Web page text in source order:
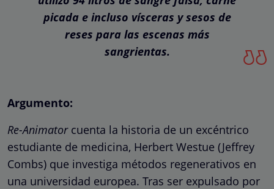
picada e incluso vísceras y sesos de
reses para las escenas más
sangrientas.
Argumento:
Re-Animatorcuenta la historia de un excéntrico
estudiante de medicina, Herbert Westue (Jeffrey
Combs) que investiga métodos regenerativos en
una universidad europea. Tras ser expulsado por